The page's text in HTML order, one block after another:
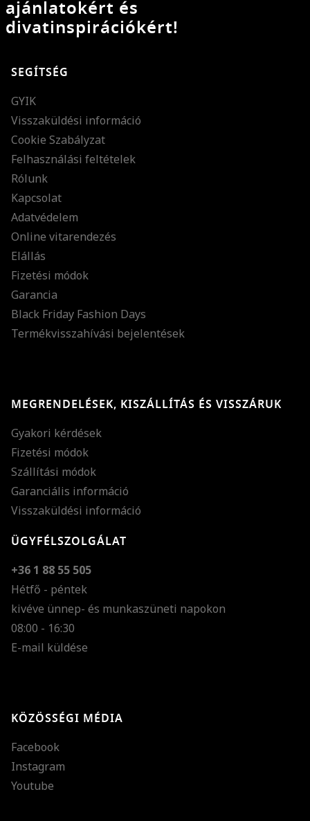
ajánlatokért és
divatinspirációkért!
SEGÍTSÉG
GYIK
Visszaküldési információ
Cookie Szabályzat
Felhasználási feltételek
Rólunk
Kapcsolat
Adatvédelem
Online vitarendezés
Elállás
Fizetési módok
Garancia
Black Friday Fashion Days
Termékvisszahívási bejelentések
MEGRENDELÉSEK, KISZÁLLÍTÁS ÉS VISSZÁRUK
Gyakori kérdések
Fizetési módok
Szállítási módok
Garanciális információ
Visszaküldési információ
ÜGYFÉLSZOLGÁLAT
+36 1 88 55 505
Hétfő - péntek
kivéve ünnep- és munkaszüneti napokon
08:00 - 16:30
E-mail küldése
KÖZÖSSÉGI MÉDIA
Facebook
Instagram
Youtube